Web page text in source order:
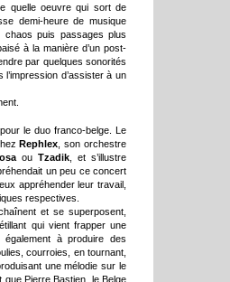
quelle oeuvre qui sort de
demi-heure de musique
chaos puis passages plus
à la manière d’un post-
par quelques sonorités
d’assister à un
le duo franco-belge. Le
Rephlex , son orchestre
ou Tzadik, et s’illustre
un peu ce concert
appréhender leur travail,
respectives.
et se superposent,
qui vient frapper une
à produire des
courroies, en tournant,
une mélodie sur le
que Pierre Bastien, le Belge